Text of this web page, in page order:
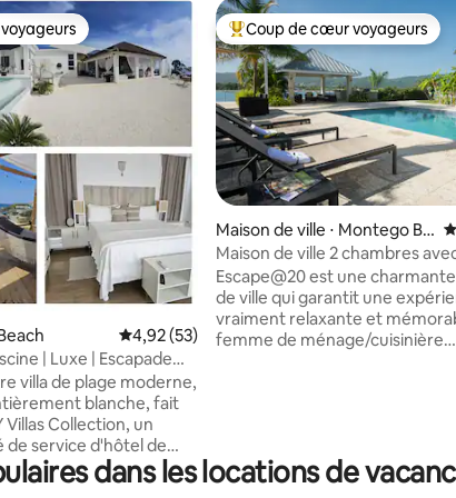
de 38 commentaires : 4,95 sur 5
Évaluation moyenne sur la base de 53
4,92 (53)
| Luxe | Escapade
villa de plage moderne,
blanche, fait
Villas Collection, un
de service d'hôtel de
privé pieds nus au-
de sable isolée.
Coups de cœur voyageurs les
Coup de cœur voyageurs
Maison de ville ⋅ Montego Ba
y
Maison de ville 2 chambres
personnel, salle de sport,
Escape@20 est une
de ville qui garantit une
vraiment relaxante et mémorable.
femme de ménage/cuisinière
donnant sur un patio couvert
arrière. Vous pourrez profiter d'une vue
dans les locations de